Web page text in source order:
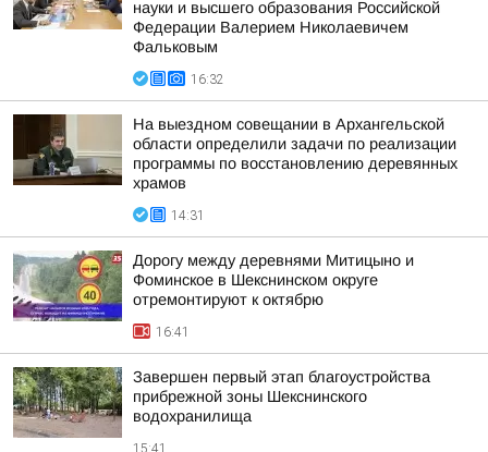
науки и высшего образования Российской
Федерации Валерием Николаевичем
Фальковым
16:32
На выездном совещании в Архангельской
области определили задачи по реализации
программы по восстановлению деревянных
храмов
14:31
Дорогу между деревнями Митицыно и
Фоминское в Шекснинском округе
отремонтируют к октябрю
16:41
Завершен первый этап благоустройства
прибрежной зоны Шекснинского
водохранилища
15:41